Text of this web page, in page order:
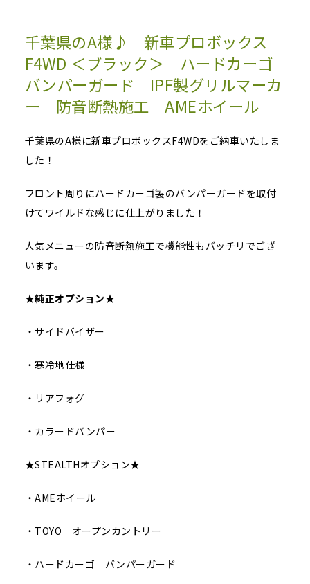
千葉県のA様♪ 新車プロボックス
F4WD ＜ブラック＞ ハードカーゴ
バンパーガード IPF製グリルマーカ
ー 防音断熱施工 AMEホイール
千葉県のA様に新車プロボックスF4WDをご納車いたしま
した！
フロント周りにハードカーゴ製のバンパーガードを取付
けてワイルドな感じに仕上がりました！
人気メニューの防音断熱施工で機能性もバッチリでござ
います。
★純正オプション★
・サイドバイザー
・寒冷地仕様
・リアフォグ
・カラードバンパー
★STEALTHオプション★
・AMEホイール
・TOYO オープンカントリー
・ハードカーゴ バンパーガード